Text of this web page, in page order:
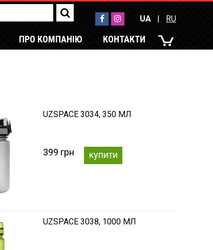
UA|RU
ПРО КОМПАНІЮ КОНТАКТИ
UZSPACE 3034, 350 МЛ
399 грн купити
UZSPACE 3038, 1000 МЛ